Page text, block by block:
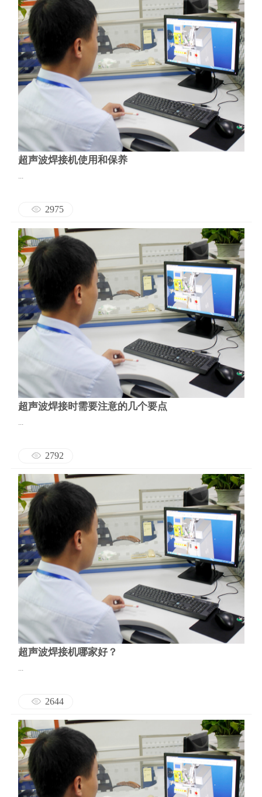
超声波焊接机使用和保养
...
2975
超声波焊接时需要注意的几个要点
2792
超声波焊接机哪家好？
2644